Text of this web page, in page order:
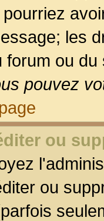
les
forum ou
pouvez
ou
ou